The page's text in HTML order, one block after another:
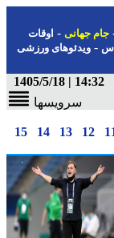
جهانی-اوقات
ویدئوهای ورزشی
14:32 |
سرویسها
12
13
14
15